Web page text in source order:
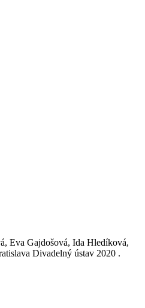
Eva Gajdošová, Ida Hledíková,
Divadelný ústav 2020 .